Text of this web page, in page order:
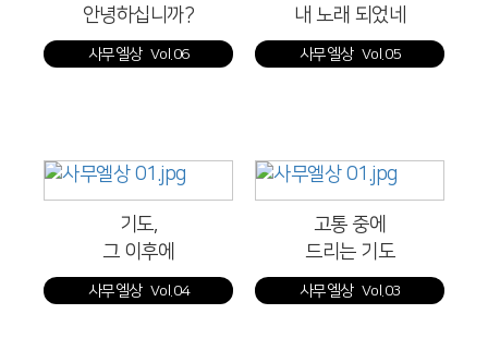
안녕하십니까?
사무엘상 Vol.06
내 노래 되었네
사무엘상 Vol.05
기도,
그 이후에
사무엘상 Vol.04
고통 중에
드리는 기도
사무엘상 Vol.03